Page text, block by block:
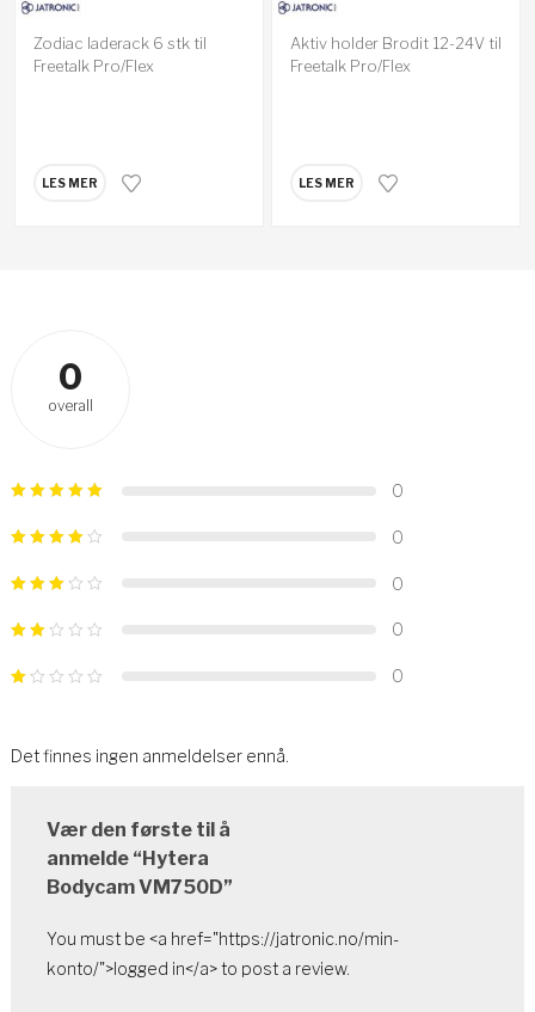
Zodiac laderack 6 stk til
Freetalk Pro/Flex
LES MER
Aktiv holder Brodit 12-24V til
Freetalk Pro/Flex
LES MER
0
overall
0
0
0
0
0
Det finnes ingen anmeldelser ennå.
Vær den første til å
anmelde “Hytera
Bodycam VM750D”
You must be <a href="https://jatronic.no/min-
konto/">logged in</a> to post a review.